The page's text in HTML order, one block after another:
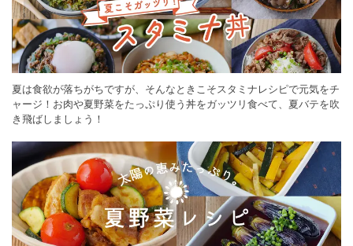
夏は食欲が落ちがちですが、そんなときこそスタミナレシピで元気をチ
ャージ！お肉や夏野菜をたっぷり使う丼をガッツリ食べて、夏バテを吹
き飛ばしましょう！